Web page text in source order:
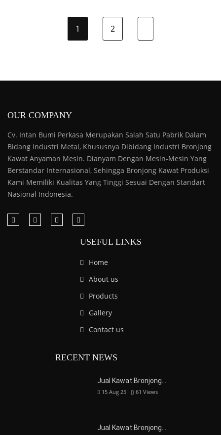
1 2
OUR COMPANY
Cv. Intan Bumi Perkasa Merupakan Salah Satu Pabrik Dalam
Bidang Industri Metal, Khususnya Dibidang Industri Bronjong
Kawat Anyaman Mesin. Dianyam Dengan Mesin-Mesin Yang
Berstandar Internasional, Sehingga Bronjong Kawat Produksi
Kami Memiliki Kualitas Yang Tinggi Sesuai Dengan Standart
Nasional Indonesia.
USEFUL LINKS
Home
About us
Products
Gallery
Contact us
RECENT NEWS
Jual Kawat Bronjong…
15 Aug 25 61 Views
Jual Kawat Bronjong…